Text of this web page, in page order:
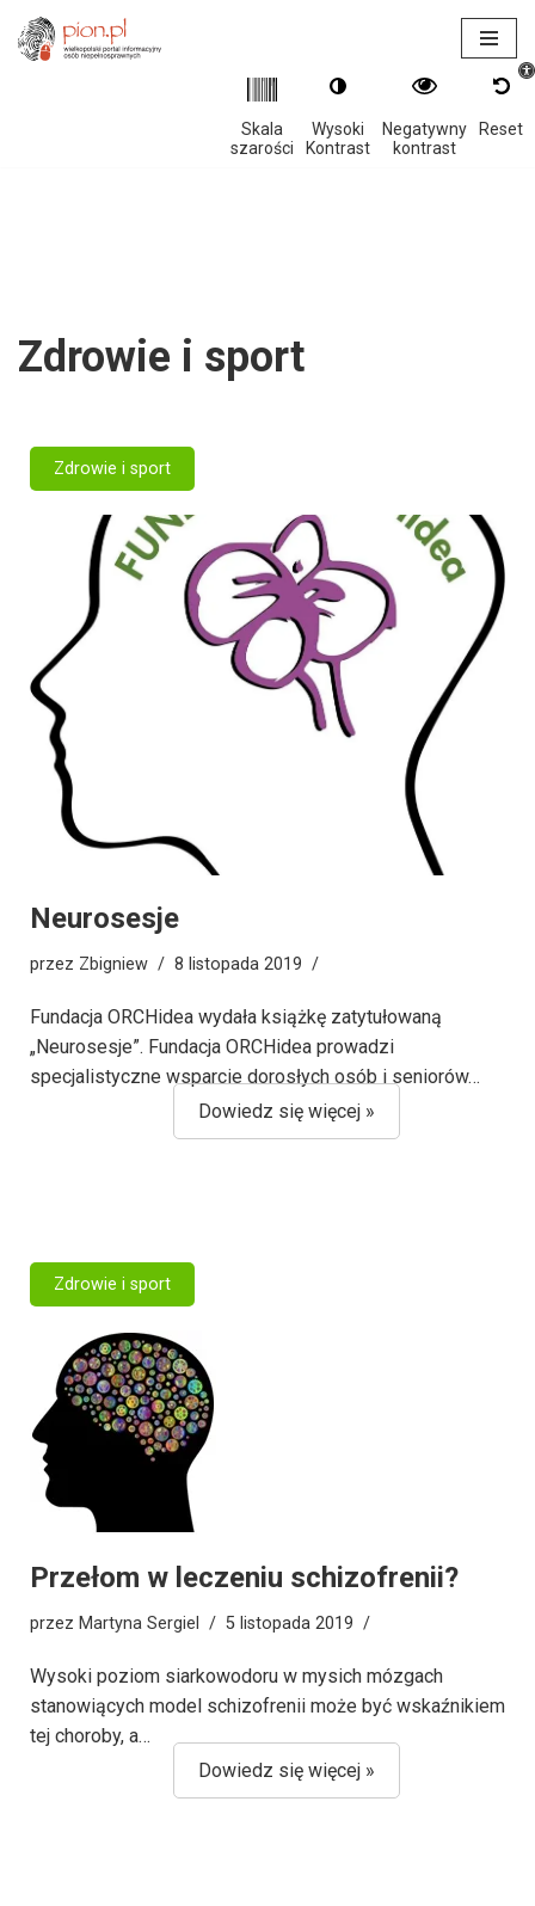
Skala
szarości
Wysoki
Kontrast
Negatywny
kontrast
Reset
Przejdź
Zdrowie i sport
Neurosesje
przez Zbigniew 8 listopada 2019
Zdrowie i sport
Fundacja ORCHidea wydała książkę zatytułowaną
„Neurosesje”. Fundacja ORCHidea prowadzi
specjalistyczne wsparcie dorosłych osób i seniorów…
Dowiedz się więcej »
Przełom w leczeniu schizofrenii?
przez Martyna Sergiel 5 listopada 2019
Zdrowie i sport
Wysoki poziom siarkowodoru w mysich mózgach
stanowiących model schizofrenii może być wskaźnikiem
tej choroby, a…
Dowiedz się więcej »